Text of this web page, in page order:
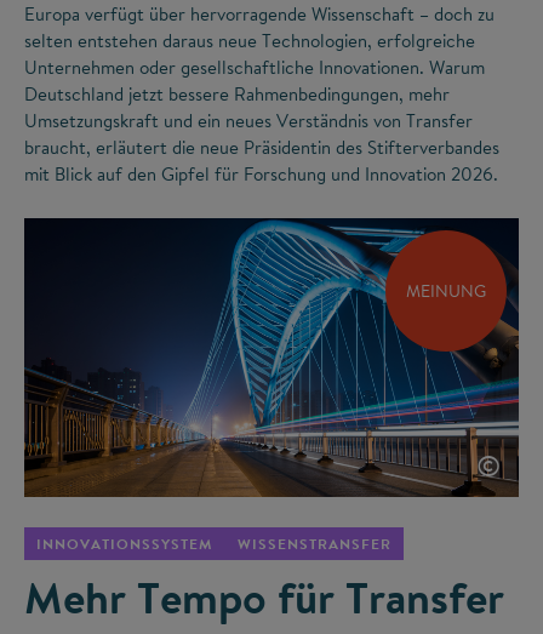
Europa verfügt über hervorragende Wissenschaft – doch zu
selten entstehen daraus neue Technologien, erfolgreiche
Unternehmen oder gesellschaftliche Innovationen. Warum
Deutschland jetzt bessere Rahmenbedingungen, mehr
Umsetzungskraft und ein neues Verständnis von Transfer
braucht, erläutert die neue Präsidentin des Stifterverbandes
mit Blick auf den Gipfel für Forschung und Innovation 2026.
MEINUNG
©
INNOVATIONSSYSTEM WISSENSTRANSFER
Mehr Tempo für Transfer